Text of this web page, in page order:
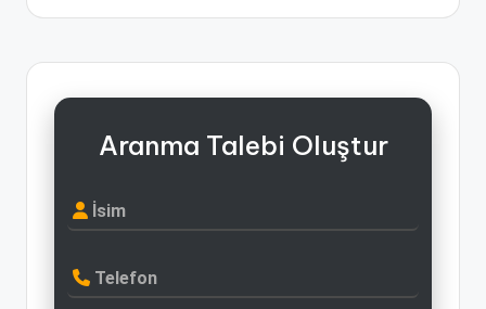
Aranma Talebi Oluştur
İsim
Telefon